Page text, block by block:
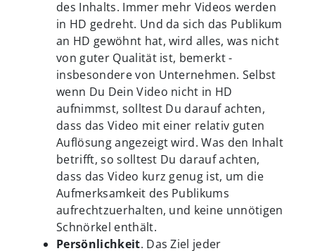
des Inhalts. Immer mehr Videos werden
in HD gedreht. Und da sich das Publikum
an HD gewöhnt hat, wird alles, was nicht
von guter Qualität ist, bemerkt -
insbesondere von Unternehmen. Selbst
wenn Du Dein Video nicht in HD
aufnimmst, solltest Du darauf achten,
dass das Video mit einer relativ guten
Auflösung angezeigt wird. Was den Inhalt
betrifft, so solltest Du darauf achten,
dass das Video kurz genug ist, um die
Aufmerksamkeit des Publikums
aufrechtzuerhalten, und keine unnötigen
Schnörkel enthält.
Persönlichkeit. Das Ziel jeder